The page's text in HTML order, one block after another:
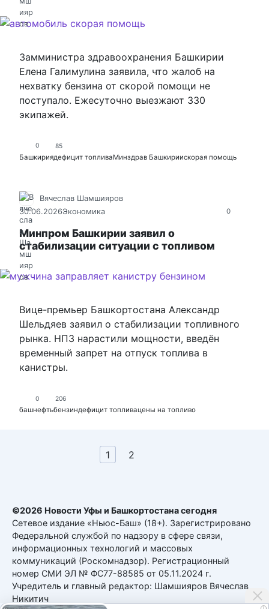
Замминистра здравоохранения Башкирии
Елена Галимулина заявила, что жалоб на
нехватку бензина от скорой помощи не
поступало. Ежесуточно выезжают 330
экипажей.
0 85
Башкириядефицит топливаМинздрав Башкириискорая помощь
0
Вячеслав Шамшияров
30.06.2026Экономика
Минпром Башкирии заявил о
стабилизации ситуации с топливом
Вице-премьер Башкортостана Александр
Шельдяев заявил о стабилизации топливного
рынка. НПЗ нарастили мощности, введён
временный запрет на отпуск топлива в
канистры.
0 206
башнефтьбензиндефицит топливацены на топливо
1 2
©2026 Новости Уфы и Башкортостана сегодня
Сетевое издание «Ньюс-Баш» (18+). Зарегистрировано
Федеральной службой по надзору в сфере связи,
информационных технологий и массовых
коммуникаций (Роскомнадзор). Регистрационный
номер СМИ ЭЛ № ФС77-88585 от 05.11.2024 г.
Учредитель и главный редактор: Шамшияров Вячеслав
Никитич